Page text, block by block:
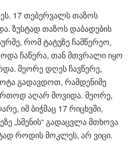
17 თებერვალს თაზოს
ზუსტად თაზოს დაბადების
რომ ტატუზე ჩამწერეო,
ჩაწერა, თან მთვრალი იყო
მეორე დღეს ჩავწერე,
გადავდოთ, რამდენიმე
აღარ მოვიდა. მეორე,
იმ ბიჭმაც 17 რიცხვში,
„სმენის“ გადაცვლა მთხოვა
როდის მოკლეს, არ ვიცი.